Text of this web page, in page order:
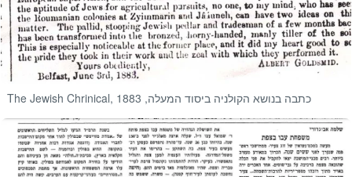
The Jewish Chrinical, כתבה בנושא הקולניה ביסוד המעלה, 1883